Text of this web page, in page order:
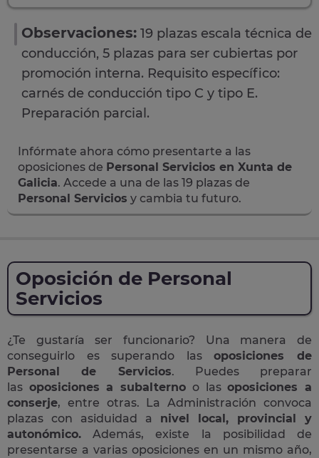
Observaciones: 19 plazas escala técnica de
conducción, 5 plazas para ser cubiertas por
promoción interna. Requisito específico:
carnés de conducción tipo C y tipo E.
Preparación parcial.
Infórmate ahora cómo presentarte a las
oposiciones de Personal Servicios en Xunta de
Galicia. Accede a una de las 19 plazas de
Personal Servicios y cambia tu futuro.
Oposición de Personal
Servicios
¿Te gustaría ser funcionario? Una manera de
conseguirlo es superando lasoposiciones de
Personal de Servicios. Puedes preparar
las oposiciones a subalterno o lasoposiciones a
conserje, entre otras. La Administración convoca
plazas con asiduidad a nivel local, provincial y
autonómico. Además, existe la posibilidad de
presentarse a varias oposiciones en un mismo año,